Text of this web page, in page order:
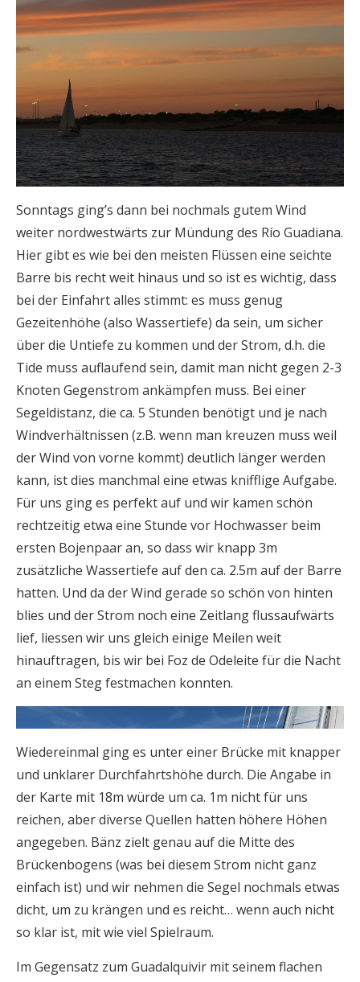
Sonntags ging’s dann bei nochmals gutem Wind
weiter nordwestwärts zur Mündung des Río Guadiana.
Hier gibt es wie bei den meisten Flüssen eine seichte
Barre bis recht weit hinaus und so ist es wichtig, dass
bei der Einfahrt alles stimmt: es muss genug
Gezeitenhöhe (also Wassertiefe) da sein, um sicher
über die Untiefe zu kommen und der Strom, d.h. die
Tide muss auflaufend sein, damit man nicht gegen 2-3
Knoten Gegenstrom ankämpfen muss. Bei einer
Segeldistanz, die ca. 5 Stunden benötigt und je nach
Windverhältnissen (z.B. wenn man kreuzen muss weil
der Wind von vorne kommt) deutlich länger werden
kann, ist dies manchmal eine etwas knifflige Aufgabe.
Für uns ging es perfekt auf und wir kamen schön
rechtzeitig etwa eine Stunde vor Hochwasser beim
ersten Bojenpaar an, so dass wir knapp 3m
zusätzliche Wassertiefe auf den ca. 2.5m auf der Barre
hatten. Und da der Wind gerade so schön von hinten
blies und der Strom noch eine Zeitlang flussaufwärts
lief, liessen wir uns gleich einige Meilen weit
hinauftragen, bis wir bei Foz de Odeleite für die Nacht
an einem Steg festmachen konnten.
Wiedereinmal ging es unter einer Brücke mit knapper
und unklarer Durchfahrtshöhe durch. Die Angabe in
der Karte mit 18m würde um ca. 1m nicht für uns
reichen, aber diverse Quellen hatten höhere Höhen
angegeben. Bänz zielt genau auf die Mitte des
Brückenbogens (was bei diesem Strom nicht ganz
einfach ist) und wir nehmen die Segel nochmals etwas
dicht, um zu krängen und es reicht… wenn auch nicht
so klar ist, mit wie viel Spielraum.
Im Gegensatz zum Guadalquivir mit seinem flachen